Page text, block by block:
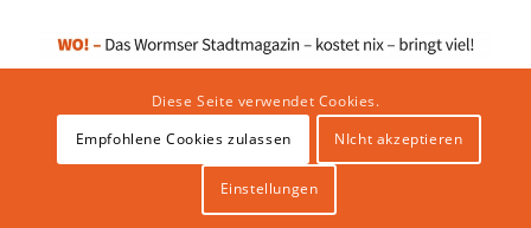
Impressum|Datenschutzerklärung|Website von klicklabor.de |
Diese Seite verwendet Cookies.
Empfohlene Cookies zulassen
NIcht akzeptieren
Einstellungen